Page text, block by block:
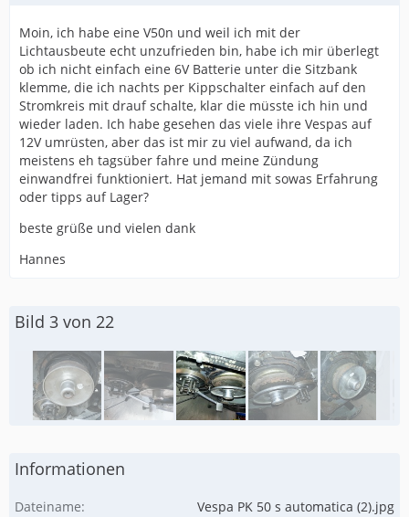
Moin, ich habe eine V50n und weil ich mit der
Lichtausbeute echt unzufrieden bin, habe ich mir überlegt
ob ich nicht einfach eine 6V Batterie unter die Sitzbank
klemme, die ich nachts per Kippschalter einfach auf den
Stromkreis mit drauf schalte, klar die müsste ich hin und
wieder laden. Ich habe gesehen das viele ihre Vespas auf
12V umrüsten, aber das ist mir zu viel aufwand, da ich
meistens eh tagsüber fahre und meine Zündung
einwandfrei funktioniert. Hat jemand mit sowas Erfahrung
oder tipps auf Lager?
beste grüße und vielen dank
Hannes
Bild 3 von 22
Informationen
Dateiname
Vespa PK 50 s automatica (2).jpg